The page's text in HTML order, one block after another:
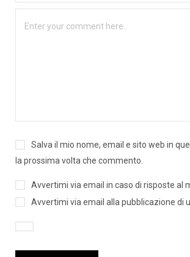
Salva il mio nome, email e sito web in
la prossima volta che commento.
Avvertimi via email in caso di risposte al
Avvertimi via email alla pubblicazione di